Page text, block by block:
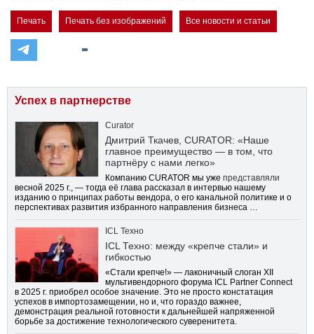
Печать Печать без изображений Все новости и статьи
Успех в партнерстве
Curator
Дмитрий Ткачев, CURATOR: «Наше
главное преимущество — в том, что
партнёру с нами легко»
Компанию CURATOR мы уже представляли
весной 2025 г., — тогда её глава рассказал в интервью нашему
изданию о принципах работы вендора, о его канальной политике и о
перспективах развития избранного направления бизнеса …
ICL Техно
ICL Техно: между «крепче стали» и
гибкостью
«Стали крепче!» — лаконичный слоган XII
мультивендорного форума ICL Partner Connect
в 2025 г. приобрел особое значение. Это не просто констатация
успехов в импортозамещении, но и, что гораздо важнее,
демонстрация реальной готовности к дальнейшей напряженной
борьбе за достижение технологического суверенитета.